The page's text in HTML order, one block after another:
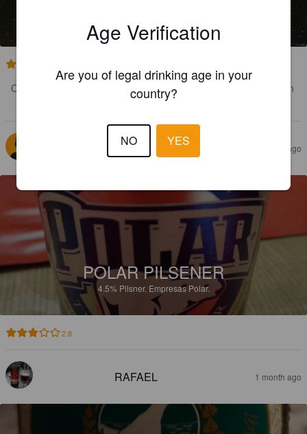
Olut Venezuelasta, mielenkiintoinen olutmaa. Tosin, tämä on ihan
perusbulkkia.
IVAXER74 1 month ago
POLAR PILSENER
4.5% Pilsner. Empresas Polar.
2.8
RAFAEL 1 month ago
Age Verification
Are you of legal drinking age in your
country?
NO YES